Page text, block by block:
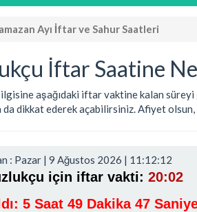
Ayı İftar ve Sahur Saatleri
İftar Saatine
aşağıdaki iftar vaktine kalan
dikkat ederek açabilirsiniz. Afiyet
: Pazar | 9 Ağustos 2026 | 11:12:12
için iftar vakti: 20:02
5 Saat 49 Dakika 47